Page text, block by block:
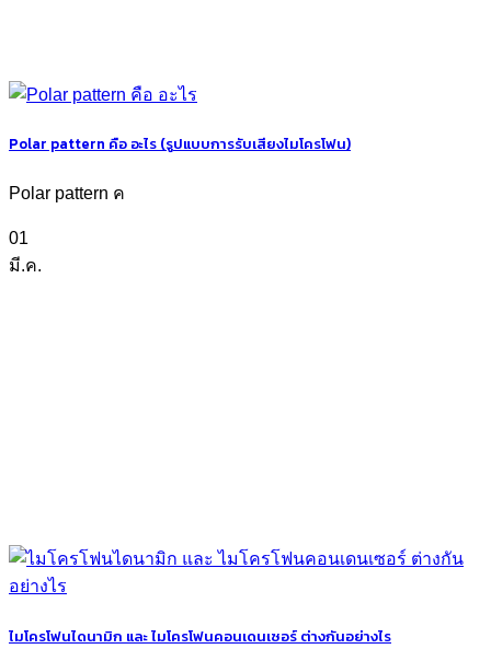
Polar pattern คือ อะไร (รูปแบบการรับเสียงไมโครโฟน)
Polar pattern ค
01
มี.ค.
ไมโครโฟนไดนามิก และ ไมโครโฟนคอนเดนเซอร์ ต่างกันอย่างไร